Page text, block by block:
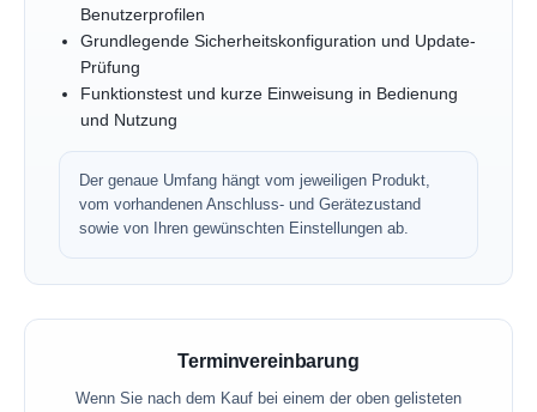
Benutzerprofilen
Grundlegende Sicherheitskonfiguration und Update-
Prüfung
Funktionstest und kurze Einweisung in Bedienung
und Nutzung
Der genaue Umfang hängt vom jeweiligen Produkt,
vom vorhandenen Anschluss- und Gerätezustand
sowie von Ihren gewünschten Einstellungen ab.
Terminvereinbarung
Wenn Sie nach dem Kauf bei einem der oben gelisteten